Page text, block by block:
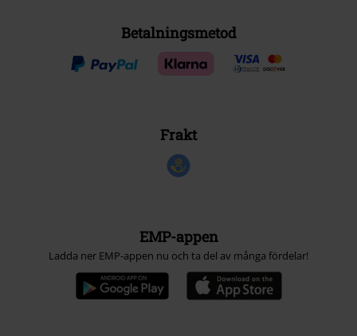
Betalningsmetod
Frakt
EMP-appen
Ladda ner EMP-appen nu och ta del av många fördelar!